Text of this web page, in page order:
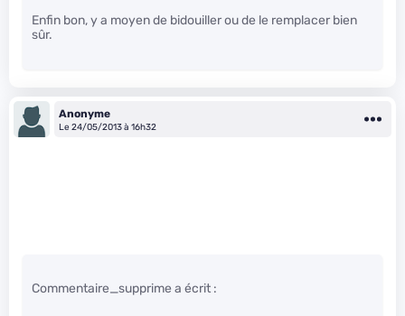
Enfin bon, y a moyen de bidouiller ou de le remplacer bien
sûr.
Anonyme
Le 24/05/2013 à 16h32
Commentaire_supprime a écrit :